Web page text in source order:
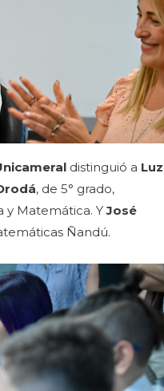
distinguió a Luz
, de 5° grado,
y Matemática. YJosé
Ñandú.